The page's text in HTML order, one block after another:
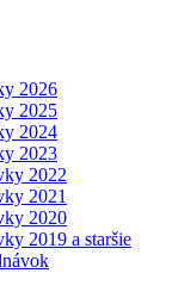
2026
2025
2024
2023
2022
2021
2020
2019 a staršie